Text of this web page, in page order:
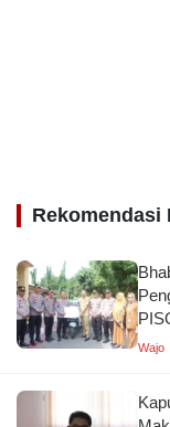
Rekomendasi
Wajo